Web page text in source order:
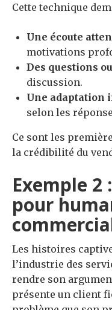
Cette technique
Une écoute
motivations
Des questions
discussion.
Une adaptation
selon les
Ce sont les
la crédibilité du
Exemple
pour
Les histoires
l’industrie des
rendre son
présente un client